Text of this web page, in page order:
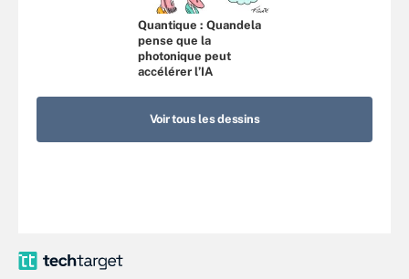
Quantique : Quandela
pense que la
photonique peut
accélérer l’IA
Voir tous les dessins